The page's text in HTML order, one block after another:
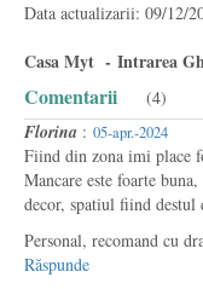
Data actualizarii: 09/12/
Casa Myt - Intrarea
Comentarii (4)
Florina : 05-apr.-2024
Fiind din zona imi place
Mancare este foarte
decor, spatiul fiind destul
Personal, recomand cu
Răspunde